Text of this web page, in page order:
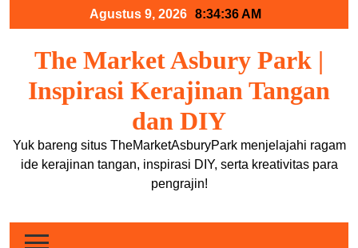
Agustus 9, 2026 8:34:37 AM
The Market Asbury Park |
Inspirasi Kerajinan Tangan
dan DIY
Yuk bareng situs TheMarketAsburyPark menjelajahi ragam
ide kerajinan tangan, inspirasi DIY, serta kreativitas para
pengrajin!